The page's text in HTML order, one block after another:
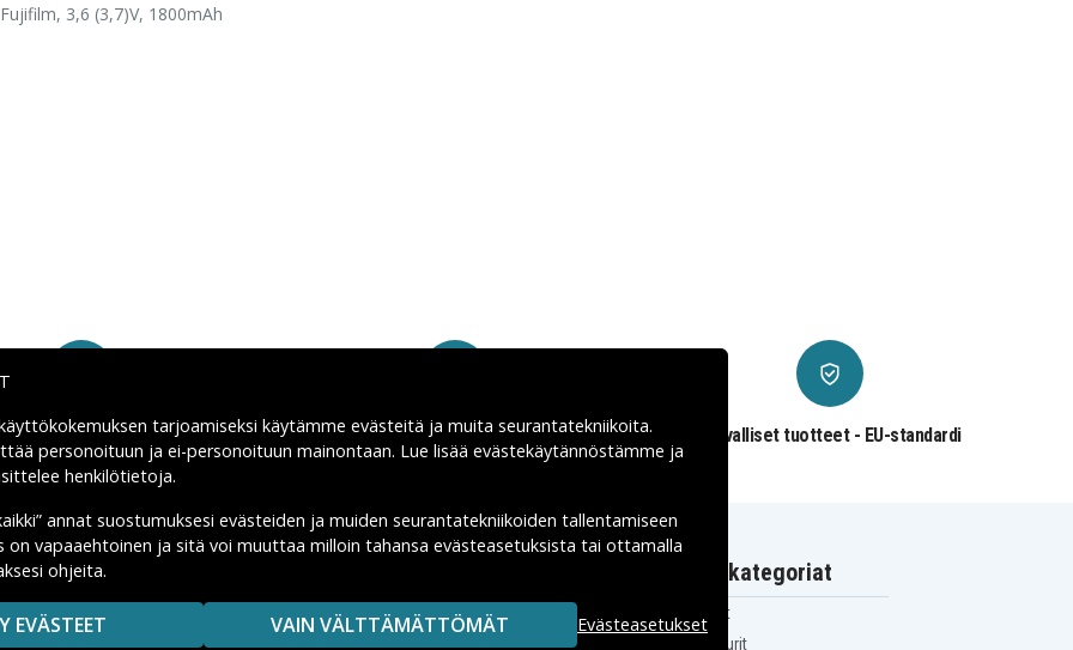
3,6 (3,7)V, 1800mAh
Nopeat toimitukset Kiinteä toimitus: 4,95 € Turvalliset tuotteet - EU-standardi
Apua
Ostoehdot
Palautukset
Tietoa meistä
Tietosuojakäytäntö
Suositut kategoriat
iPhone-laturit
Samsung-laturit
tarjoamiseksi käytämme evästeitä ja muita seurantatekniikoita.
personoituun ja ei-personoituun mainontaan. Lue lisää evästekäytännöstämme ja
henkilötietoja.
annat suostumuksesi evästeiden ja muiden seurantatekniikoiden tallentamiseen
on vapaaehtoinen ja sitä voi muuttaa milloin tahansa evästeasetuksista tai ottamalla
ohjeita.
EVÄSTEET VAIN VÄLTTÄMÄTTÖMÄT Evästeasetukset